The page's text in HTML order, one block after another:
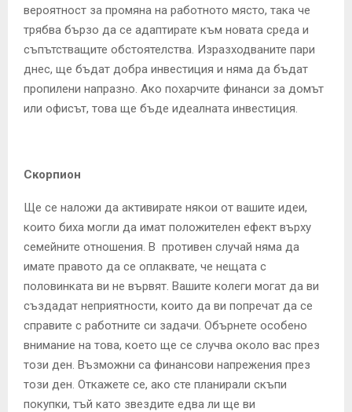
вероятност за промяна на работното място, така че
трябва бързо да се адаптирате към новата среда и
съпътстващите обстоятелства. Изразходваните пари
днес, ще бъдат добра инвестиция и няма да бъдат
пропилени напразно. Ако похарчите финанси за домът
или офисът, това ще бъде идеалната инвестиция.
Скорпион
Ще се наложи да активирате някои от вашите идеи,
които биха могли да имат положителен ефект върху
семейните отношения. В противен случай няма да
имате правото да се оплаквате, че нещата с
половинката ви не вървят. Вашите колеги могат да ви
създадат неприятности, които да ви попречат да се
справите с работните си задачи. Обърнете особено
внимание на това, което ще се случва около вас през
този ден. Възможни са финансови напрежения през
този ден. Откажете се, ако сте планирали скъпи
покупки, тъй като звездите едва ли ще ви